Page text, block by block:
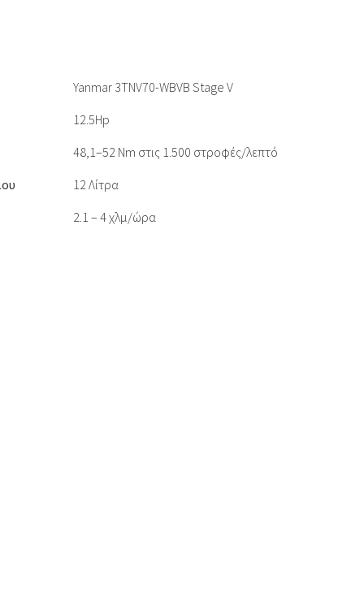
Yanmar 3TNV70-WBVB Stage V
12.5Hp
48,1–52 Nm στις 1.500 στροφές/λεπτό
12 Λίτρα
2.1 – 4 χλμ/ώρα